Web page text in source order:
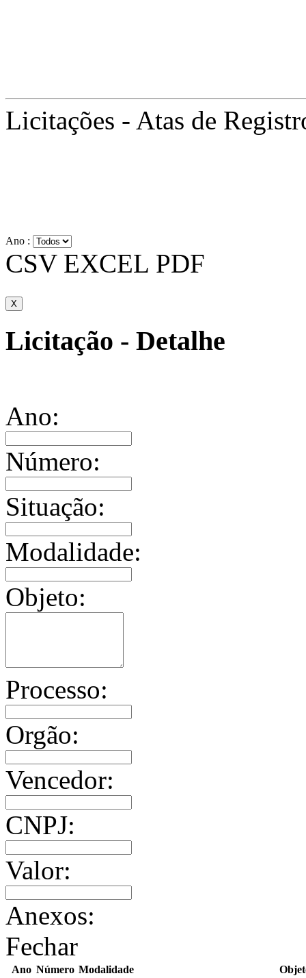
Licitações - Atas de
Ano :
CSV EXCEL PDF
X
Licitação - Detalhe
Ano:
Número:
Situação:
Modalidade:
Objeto:
Processo:
Orgão:
Vencedor:
CNPJ:
Valor:
Anexos:
Fechar
Ano Número Modalidade